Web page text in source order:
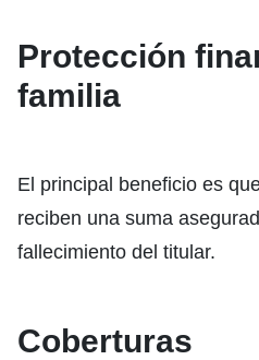
Protección
familia
El principal beneficio es
reciben una suma
fallecimiento del titular.
Coberturas